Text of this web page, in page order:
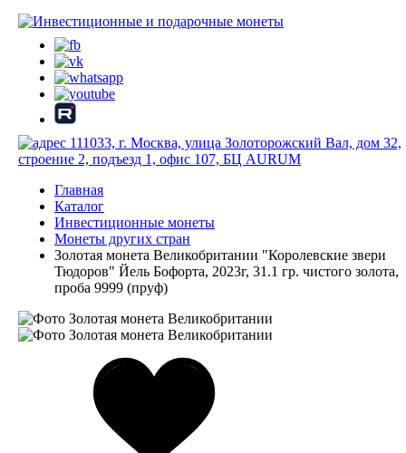
111033, г. Москва, улица Золоторожский Вал, дом 32,
строение 2, подъезд 1, офис 107, БЦ AURUM
Главная
Каталог
Инвестиционные монеты
Монеты других стран
Золотая монета Великобритании "Королевские звери
Тюдоров" Йель Бофорта, 2023г, 31.1 гр. чистого золота,
проба 9999 (пруф)